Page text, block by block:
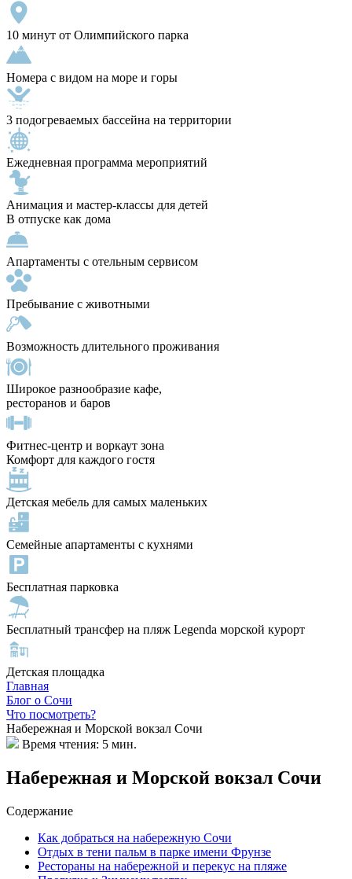
10 минут от Олимпийского парка
Номера с видом на море и горы
3 подогреваемых бассейна на территории
Ежедневная программа мероприятий
Анимация и мастер-классы для детей
В отпуске как дома
Апартаменты с отельным сервисом
Пребывание с животными
Возможность длительного проживания
Широкое разнообразие кафе,
ресторанов и баров
Фитнес-центр и воркаут зона
Комфорт для каждого гостя
Детская мебель для самых маленьких
Семейные апартаменты с кухнями
Бесплатная парковка
Бесплатный трансфер на пляж Legenda морской курорт
Детская площадка
Главная
Блог о Сочи
Что посмотреть?
Набережная и Морской вокзал Сочи
Время чтения: 5 мин.
Набережная и Морской вокзал Сочи
Содержание
Как добраться на набережную Сочи
Отдых в тени пальм в парке имени Фрунзе
Рестораны на набережной и перекус на пляже